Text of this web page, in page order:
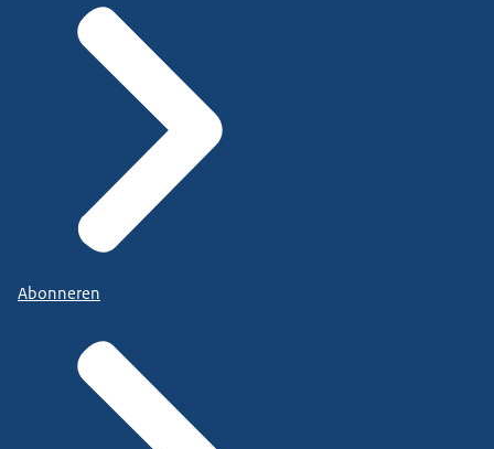
Abonneren